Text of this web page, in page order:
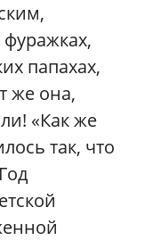
папахах,
же она,
«Как же
так, что